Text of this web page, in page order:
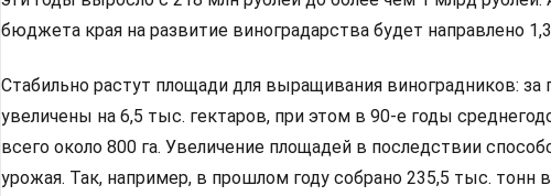
бюджета края на развитие виноградарства будет направлено
Стабильно растут площади для выращивания виноградников: за
увеличены на 6,5 тыс. гектаров, при этом в 90-е годы
всего около 800 га. Увеличение площадей в последствии
урожая. Так, например, в прошлом году собрано 235,5 тыс. тонн